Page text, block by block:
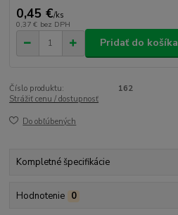
0,45 €/ks
0,37 € bez DPH
Pridať do košíka
Číslo produktu:
162
Strážiť cenu / dostupnosť
Do obľúbených
Kompletné špecifikácie
Hodnotenie 0